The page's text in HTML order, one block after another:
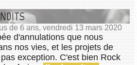
de 6 ans, vendredi 13 mars 2020
d'annulations que nous
nos vies, et les projets de
exception. C'est bien Rock